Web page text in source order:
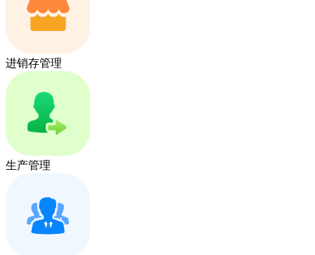
进销存管理
生产管理